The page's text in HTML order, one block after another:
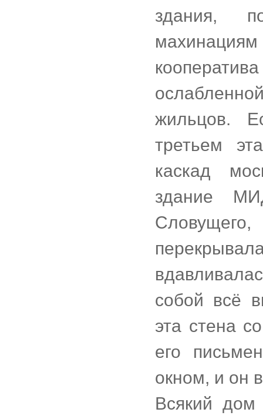
здания,
жильцов.
третьем
каскад
здание
собой всё
эта стена
его
окном, и он
Всякий дом